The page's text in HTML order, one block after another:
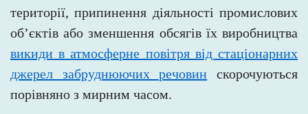
території, припинення діяльності промислових
об’єктів або зменшення обсягів їх виробництва
викиди в атмосферне повітря від стаціонарних
джерел забруднюючих речовин скорочуються
порівняно з мирним часом.